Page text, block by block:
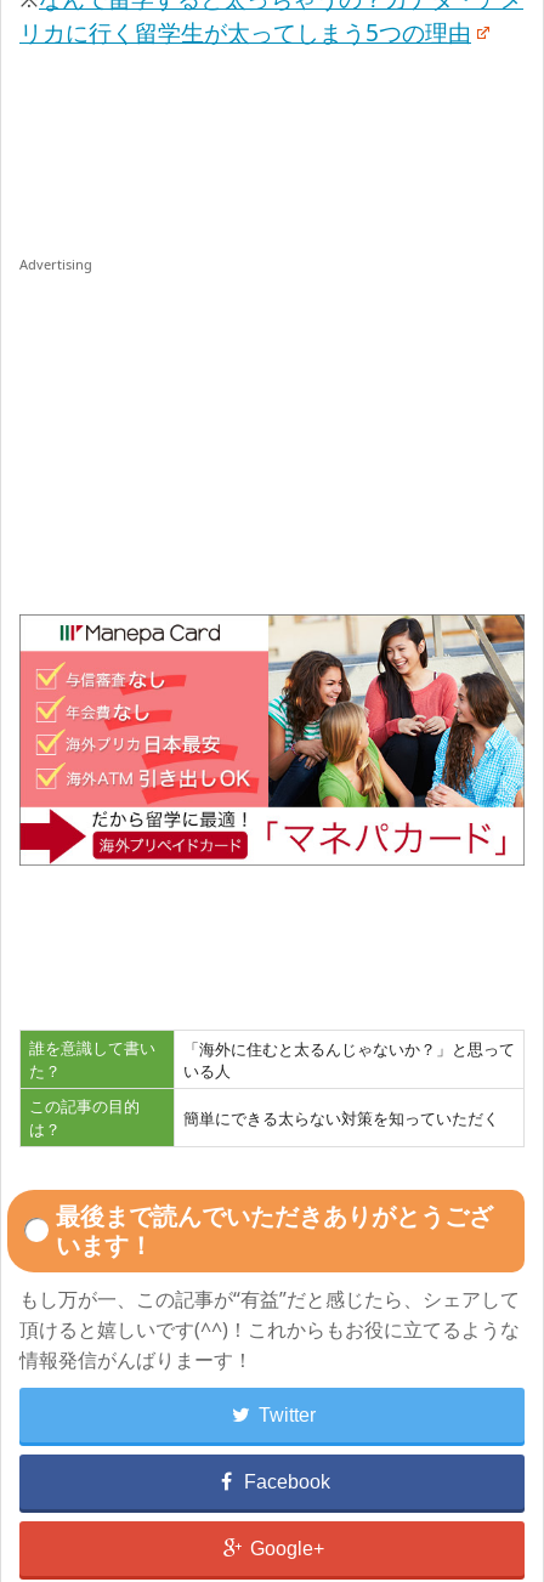
リカに行く留学生が太ってしまう5つの理由
Advertising
誰を意識して書い
た？
「海外に住むと太るんじゃないか？」と思って
いる人
この記事の目的
は？
簡単にできる太らない対策を知っていただく
最後まで読んでいただきありがとうござ
います！
もし万が一、この記事が“有益”だと感じたら、シェアして
頂けると嬉しいです(^^)！これからもお役に立てるような
情報発信がんばりまーす！
Twitter
Facebook
Google+